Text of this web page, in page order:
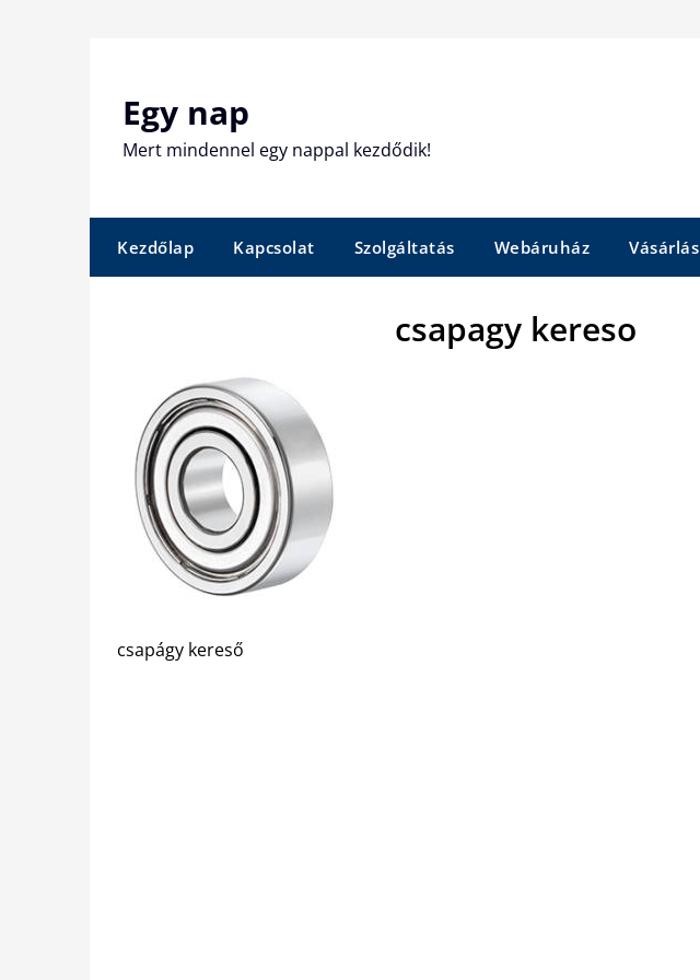
Egy nap
Mert mindennel egy nappal kezdődik!
Kezdőlap Kapcsolat Szolgáltatás Webáruház Vásárlás
csapagy kereso
csapágy kereső